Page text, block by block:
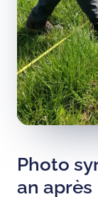
Photo
an après